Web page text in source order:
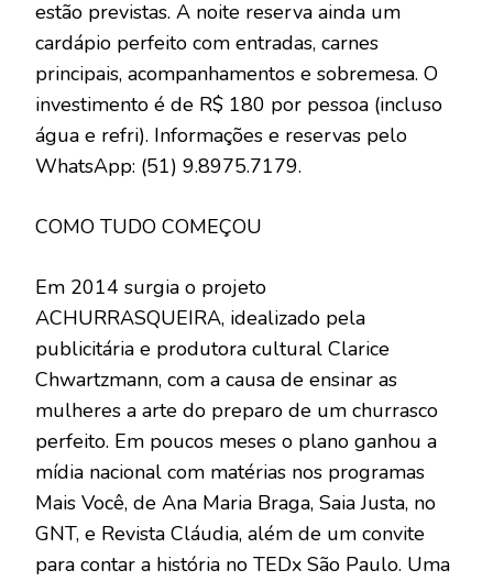
estão previstas. A noite reserva ainda um
cardápio perfeito com entradas, carnes
principais, acompanhamentos e sobremesa. O
investimento é de R$ 180 por pessoa (incluso
água e refri). Informações e reservas pelo
WhatsApp: (51) 9.8975.7179.
COMO TUDO COMEÇOU
Em 2014 surgia o projeto
ACHURRASQUEIRA, idealizado pela
publicitária e produtora cultural Clarice
Chwartzmann, com a causa de ensinar as
mulheres a arte do preparo de um churrasco
perfeito. Em poucos meses o plano ganhou a
mídia nacional com matérias nos programas
Mais Você, de Ana Maria Braga, Saia Justa, no
GNT, e Revista Cláudia, além de um convite
para contar a história no TEDx São Paulo. Uma